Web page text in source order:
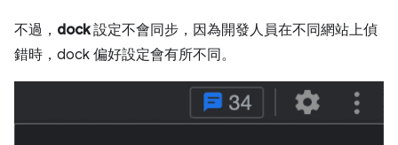
不過， dock設定不會同步，因為開發人員在不同網站上偵
錯時，dock 偏好設定會有所不同。